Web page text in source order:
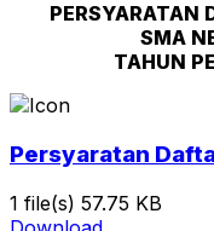
PERSYARATAN
SMA
TAHUN
Persyaratan
1 file(s) 57.75 KB